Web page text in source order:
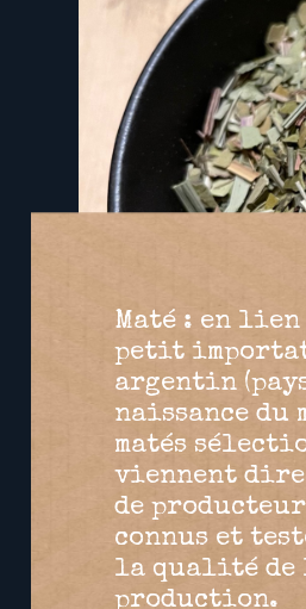
Maté : en lien
petit
argentin
naissance du
matés
viennent
de
connus et
la qualité de
production.